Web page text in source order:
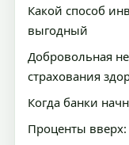
Какой способ
выгодный
Добровольная
страхования
Когда банки
Проценты